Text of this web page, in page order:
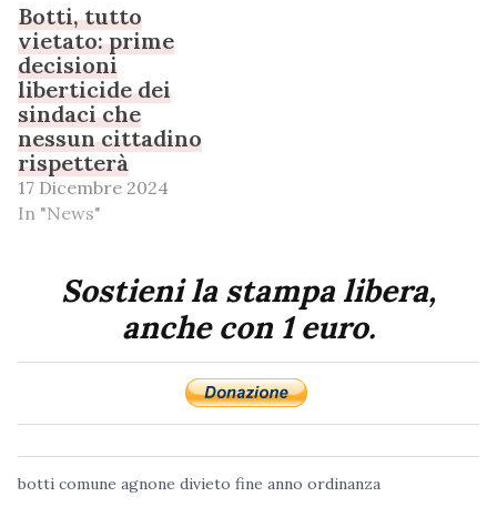
Botti, tutto
vietato: prime
decisioni
liberticide dei
sindaci che
nessun cittadino
rispetterà
17 Dicembre 2024
In "News"
Sostieni la stampa libera,
anche con 1 euro.
botti comune agnone divieto fine anno ordinanza